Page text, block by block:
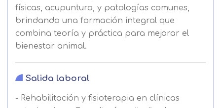
físicas, acupuntura, y patologías comunes,
brindando una formación integral que
combina teoría y práctica para mejorar el
bienestar animal.
Salida laboral
- Rehabilitación y fisioterapia en clínicas